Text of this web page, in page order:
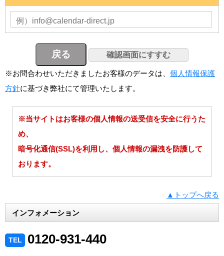
※お問合わせいただきましたお客様のデータは、 個人情報保護
方針に基づき弊社にて管理いたします。
※当サイトはお客様の個人情報の送受信を安全に行うた
め、
暗号化通信(SSL)を利用し、個人情報の漏洩を防護して
おります。
▲トップへ戻る
インフォメーション
TEL 0120-931-440